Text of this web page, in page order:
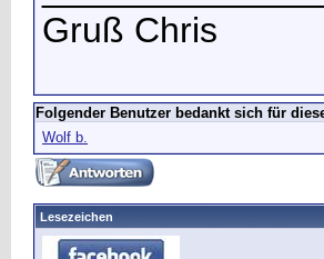
Gruß Chris
Folgender Benutzer bedankt sich für
Wolf b.
Lesezeichen